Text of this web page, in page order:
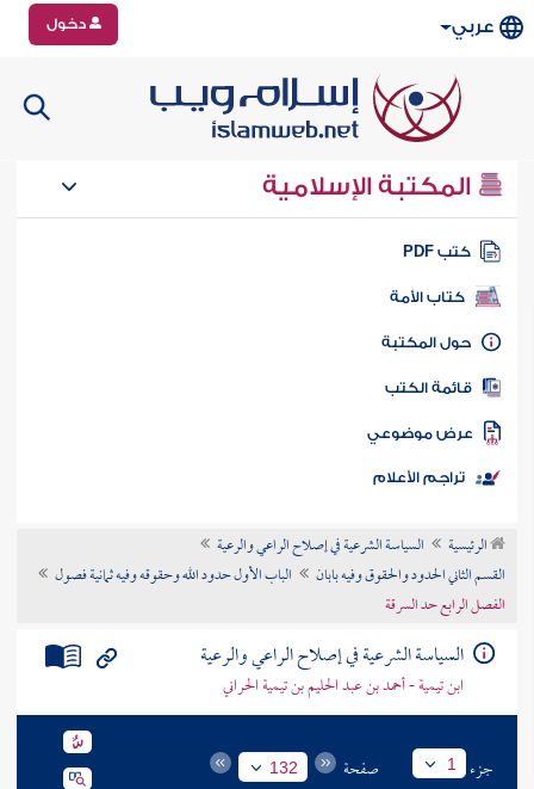
عربي دخول
المكتبة الإسلامية
كتب PDF
كتاب الأمة
المكتبة
الكتب
موضوعي
تراجم الأعلام
الرئيسية
السياسة الشرعية في إصلاح الراعي والرعية
القسم الثاني الحدود والحقوق وفيه بابان
الباب الأول حدود الله وحقوقه وفيه ثمانية فصول
الفصل الرابع حد السرقة
السياسة الشرعية في إصلاح الراعي والرعية
ابن تيمية - أحمد بن عبد الحليم بن تيمية الحراني
جزء 1 صفحة 132